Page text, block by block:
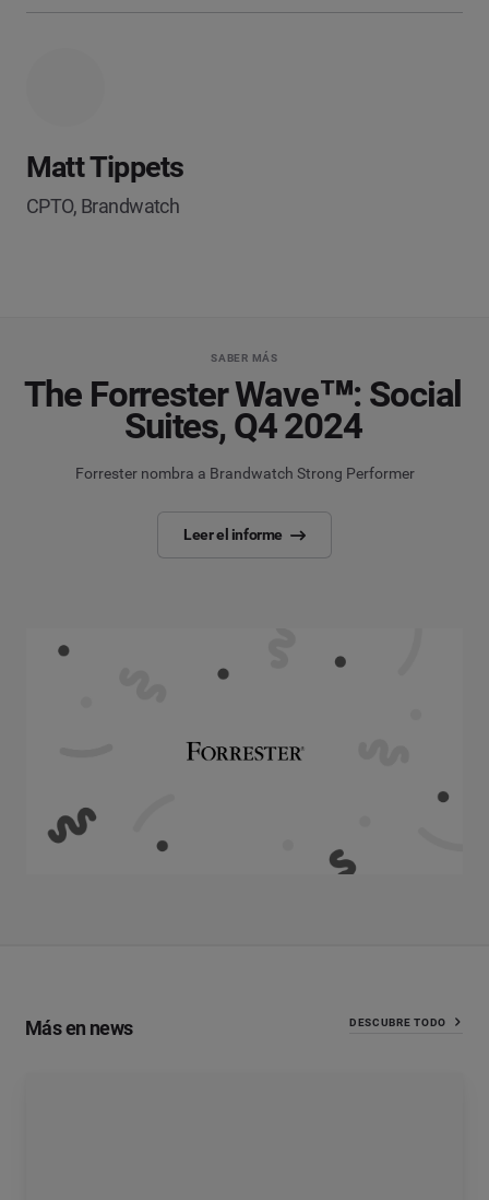
Matt Tippets
CPTO, Brandwatch
SABER MÁS
The Forrester Wave™: Social
Suites, Q4 2024
Forrester nombra a Brandwatch Strong Performer
Leer el informe
Más en news DESCUBRE TODO